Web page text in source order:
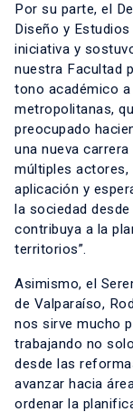
Por su parte, el
Diseño y
iniciativa y
nuestra Facultad
tono académico
metropolitanas,
preocupado
una nueva
múltiples actores,
aplicación y
la sociedad
contribuya a la
territorios”.
Asimismo, el
de Valparaíso,
nos sirve mucho
trabajando no
desde las
avanzar hacia
ordenar la